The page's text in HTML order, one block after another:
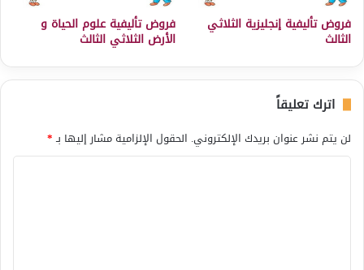
فروض تأليفية إنجليزية الثلاثي
الثالث
فروض تأليفية علوم الحياة و
الأرض الثلاثي الثالث
اترك تعليقاً
لن يتم نشر عنوان بريدك الإلكتروني. الحقول الإلزامية مشار إليها بـ*